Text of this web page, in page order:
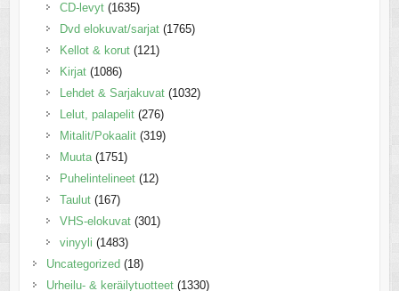
CD-levyt (1635)
Dvd elokuvat/sarjat (1765)
Kellot & korut (121)
Kirjat (1086)
Lehdet & Sarjakuvat (1032)
Lelut, palapelit (276)
Mitalit/Pokaalit (319)
Muuta (1751)
Puhelintelineet (12)
Taulut (167)
VHS-elokuvat (301)
vinyyli (1483)
Uncategorized (18)
Urheilu- & keräilytuotteet (1330)